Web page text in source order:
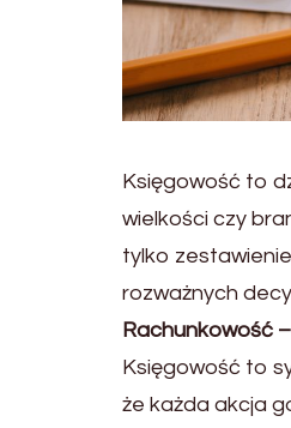
Księgowość to
wielkości czy
tylko
rozważnych
Rachunkowość
Księgowość to
że każda akcja